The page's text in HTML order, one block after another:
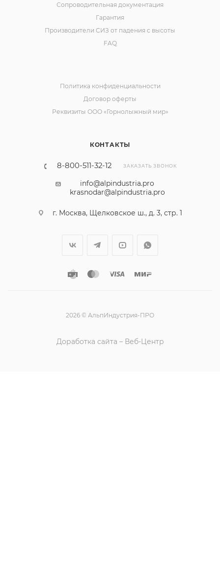
Сопроводительная документация
Гарантия
Производители СИЗ от падения с высоты
FAQ
КОНТАКТЫ
8-800-511-32-12 ЗАКАЗАТЬ ЗВОНОК
info@alpindustria.pro
krasnodar@alpindustria.pro
г. Москва, Щелковское ш., д. 3, стр. 1
Политика конфиденциальности
Договор оферты
Реквизиты ООО «Горнолыжный мир»
2026 © АльпИндустрия-ПРО
Доработка сайта – Веб-Центр